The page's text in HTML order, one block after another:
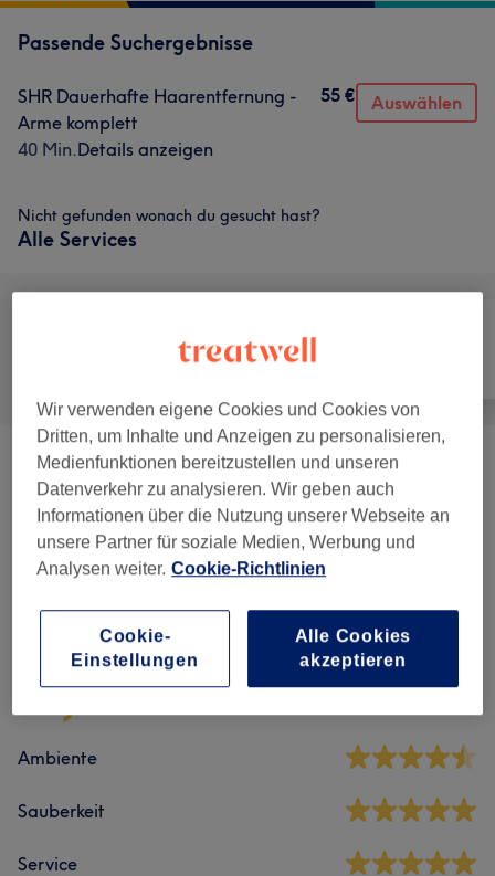
Passende Suchergebnisse
SHR Dauerhafte Haarentfernung -
Arme komplett
40 Min.Details anzeigen
55 € Auswählen
Nicht gefunden wonach du gesucht hast?
Alle Services
Haarentfernung
Dauerhafte Haarentfernung -
SHR (20)
ab 17,50 €
Salonbewertungen
5,0
Ambiente
Sauberkeit
Service
Wir verwenden eigene Cookies und Cookies von
Dritten, um Inhalte und Anzeigen zu personalisieren,
Medienfunktionen bereitzustellen und unseren
Datenverkehr zu analysieren. Wir geben auch
Informationen über die Nutzung unserer Webseite an
unsere Partner für soziale Medien, Werbung und
Analysen weiter. Cookie-Richtlinien
Cookie-
Einstellungen
Alle Cookies
akzeptieren